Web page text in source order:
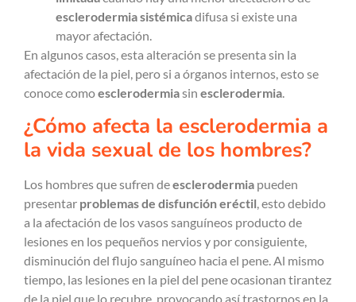
esclerodermia sistémicadifusa si existe una
mayor afectación.
En algunos casos, esta alteración se presenta sin la
afectación de la piel, pero si a órganos internos, esto se
conoce comoesclerodermiasin esclerodermia.
¿Cómo afecta la esclerodermia a
la vida sexual de los hombres?
Los hombres que sufren deesclerodermia pueden
presentar problemas de disfunción eréctil , esto debido
a la afectación de los vasos sanguíneos producto de
lesiones en los pequeños nervios y por consiguiente,
disminución del flujo sanguíneo hacia el pene. Al mismo
tiempo, las lesiones en la piel del pene ocasionan tirantez
de la piel que lo recubre, provocando así trastornos en la